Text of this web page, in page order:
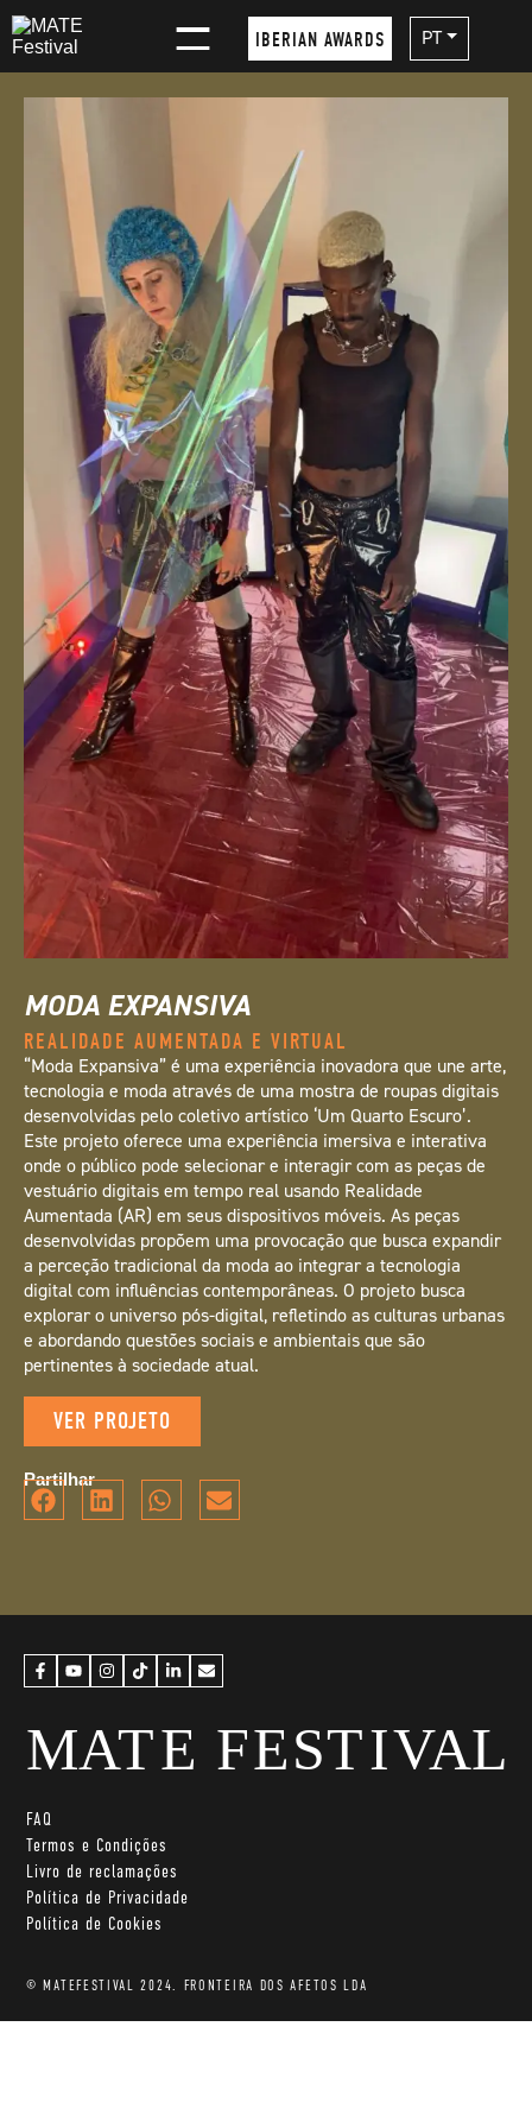
IBERIAN AWARDS PT
MODA EXPANSIVA
REALIDADE AUMENTADA E VIRTUAL
“Moda Expansiva” é uma experiência inovadora que une arte,
tecnologia e moda através de uma mostra de roupas digitais
desenvolvidas pelo coletivo artístico ‘Um Quarto Escuro’.
Este projeto oferece uma experiência imersiva e interativa
onde o público pode selecionar e interagir com as peças de
vestuário digitais em tempo real usando Realidade
Aumentada (AR) em seus dispositivos móveis. As peças
desenvolvidas propõem uma provocação que busca expandir
a perceção tradicional da moda ao integrar a tecnologia
digital com influências contemporâneas. O projeto busca
explorar o universo pós-digital, refletindo as culturas urbanas
e abordando questões sociais e ambientais que são
pertinentes à sociedade atual.
VER PROJETO
Partilhar
FAQ
Termos e Condições
Livro de reclamações
Política de Privacidade
Política de Cookies
© MATEFESTIVAL 2024. FRONTEIRA DOS AFETOS LDA